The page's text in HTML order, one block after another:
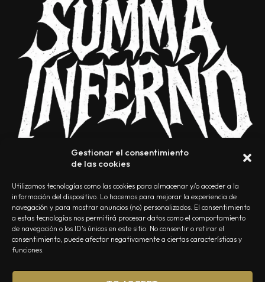
Gestionar el consentimiento
de las cookies
Utilizamos tecnologías como las cookies para almacenar y/o acceder a la
información del dispositivo. Lo hacemos para mejorar la experiencia de
navegación y para mostrar anuncios (no) personalizados. El consentimiento
a estas tecnologías nos permitirá procesar datos como el comportamiento
de navegación o los ID's únicos en este sitio. No consentir o retirar el
consentimiento, puede afectar negativamente a ciertas características y
funciones.
NOSOTROS CONTACTO EDITORIAL POLÍTICA DE PRIVACIDAD